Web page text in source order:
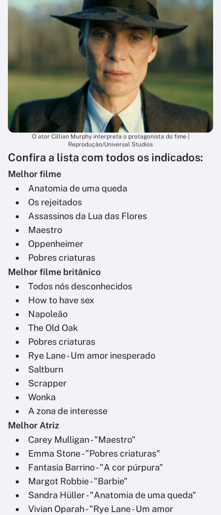
O ator Cillian Murphy interpreta o protagonista do fime |
Reprodução/Universal Studios
Confira a lista com todos os indicados:
Melhor filme
Anatomia de uma queda
Os rejeitados
Assassinos da Lua das Flores
Maestro
Oppenheimer
Pobres criaturas
Melhor filme britânico
Todos nós desconhecidos
How to have sex
Napoleão
The Old Oak
Pobres criaturas
Rye Lane - Um amor inesperado
Saltburn
Scrapper
Wonka
A zona de interesse
Melhor Atriz
Carey Mulligan - "Maestro"
Emma Stone - "Pobres criaturas"
Fantasia Barrino - "A cor púrpura"
Margot Robbie - "Barbie"
Sandra Hüller - "Anatomia de uma queda"
Vivian Oparah - "Rye Lane - Um amor